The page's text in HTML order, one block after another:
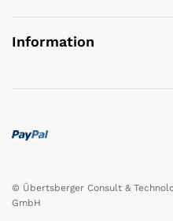
Information
© Übertsberger Consult &
GmbH